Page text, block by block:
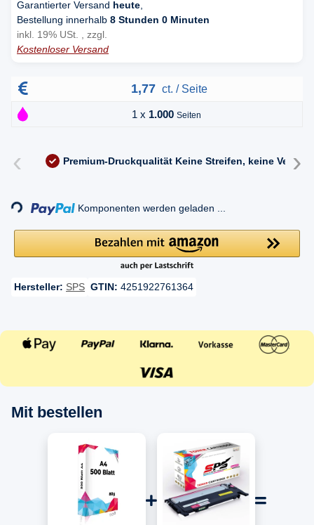
Garantierter Versand heute
Bestellung innerhalb 8 Stunden 0 Minuten
inkl. 19% USt. , zzgl.
Kostenloser Versand
1,77 ct. / Seite
1 x 1.000 Seiten
‹ Premium-Druckqualität Keine Streifen, keine ›
Loading... Komponenten werden geladen ...
Hersteller: SPS GTIN: 4251922761364
Mit bestellen